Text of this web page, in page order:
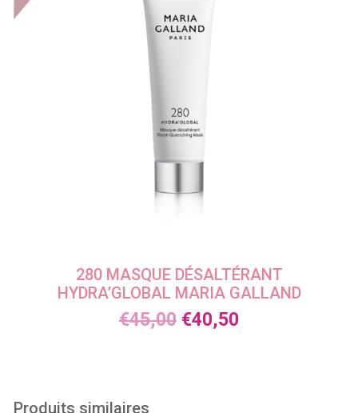
280 MASQUE DÉSALTÉRANT
HYDRA’GLOBAL MARIA GALLAND
€45,00 €40,50
Produits similaires